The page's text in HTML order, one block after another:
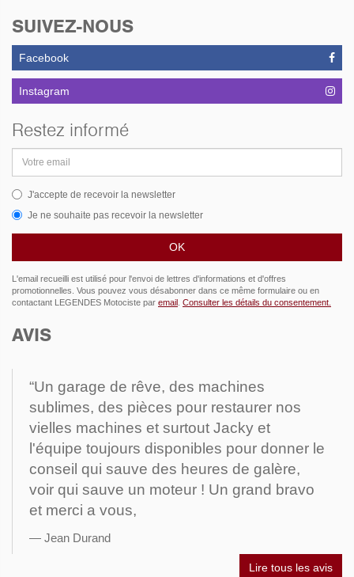
SUIVEZ-NOUS
Facebook
Instagram
Restez informé
email
J'accepte de recevoir la newsletter
Je ne souhaite pas recevoir la newsletter
L'email recueilli est utilisé pour l'envoi de lettres d'informations et d'offres
promotionnelles. Vous pouvez vous désabonner dans ce même formulaire ou en
contactant LEGENDES Motociste par email Consulter les détails du consentement.
AVIS
“Un garage de rêve, des machines
sublimes, des pièces pour restaurer nos
vielles machines et surtout Jacky et
l'équipe toujours disponibles pour donner le
conseil qui sauve des heures de galère,
voir qui sauve un moteur ! Un grand bravo
et merci a vous,
Jean Durand
Lire tous les avis